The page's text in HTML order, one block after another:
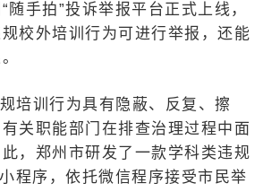
随手拍”投诉举报平台正式上线，
校外培训行为可进行举报，还能
培训行为具有隐蔽、反复、擦
关职能部门在排查治理过程中面
，郑州市研发了一款学科类违规
程序，依托微信程序接受市民举